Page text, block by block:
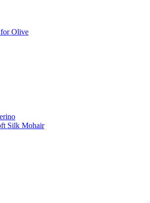
Olive
Silk Mohair